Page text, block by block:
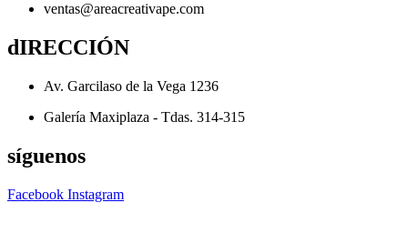
ventas@areacreativape.com
dIRECCIÓN
Av. Garcilaso de la Vega 1236
Galería Maxiplaza - Tdas. 314-315
síguenos
Facebook Instagram